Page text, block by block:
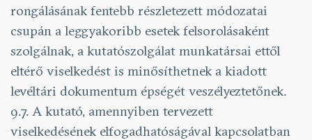
rongálásának fentebb részletezett módozatai
csupán a leggyakoribb esetek felsorolásaként
szolgálnak, a kutatószolgálat munkatársai ettől
eltérő viselkedést is minősíthetnek a kiadott
levéltári dokumentum épségét veszélyeztetőnek.
9.7. A kutató, amennyiben tervezett
viselkedésének elfogadhatóságával kapcsolatban